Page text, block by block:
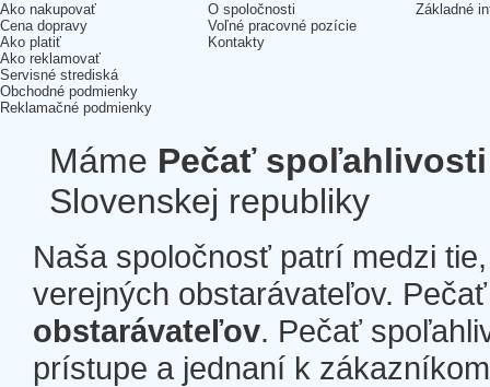
Ako nakupovať
Cena dopravy
Ako platiť
Ako reklamovať
Servisné strediská
Obchodné podmienky
Reklamačné podmienky
O spoločnosti
Voľné pracovné pozície
Kontakty
Základné
Máme Pečať spoľahlivosti
Slovenskej republiky
Naša spoločnosť patrí medzi
verejných obstarávateľov.
obstarávateľov. Pečať
prístupe a jednaní k